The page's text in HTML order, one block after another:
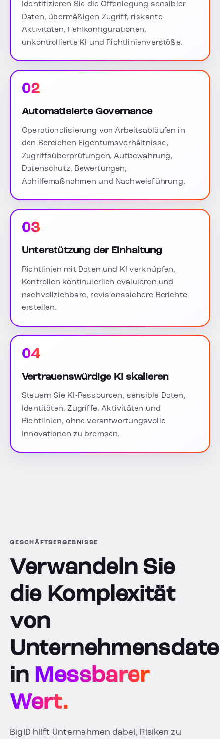
Identifizieren Sie die Offenlegung sensibler
Daten, übermäßigen Zugriff, riskante
Aktivitäten, Fehlkonfigurationen,
unkontrollierte KI und Richtlinienverstöße.
02
Automatisierte Governance
Operationalisierung von Arbeitsabläufen in
den Bereichen Eigentumsverhältnisse,
Zugriffsüberprüfungen, Aufbewahrung,
Datenschutz, Bewertungen,
Abhilfemaßnahmen und Nachweisführung.
03
Unterstützung der Einhaltung
Richtlinien mit Daten und KI verknüpfen,
Kontrollen kontinuierlich evaluieren und
nachvollziehbare, revisionssichere Berichte
erstellen.
04
Vertrauenswürdige KI skalieren
Steuern Sie KI-Ressourcen, sensible Daten,
Identitäten, Zugriffe, Aktivitäten und
Richtlinien, ohne verantwortungsvolle
Innovationen zu bremsen.
GESCHÄFTSERGEBNISSE
Verwandeln Sie
die Komplexität
von
in Messbarer
Wert.
BigID hilft Unternehmen dabei, Risiken zu